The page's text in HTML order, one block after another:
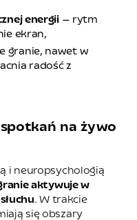
energii— rytm
ekran,
granie, nawet w
radość z
na żywo
i neuropsychologią
aktywuje w
. W trakcie
się obszary